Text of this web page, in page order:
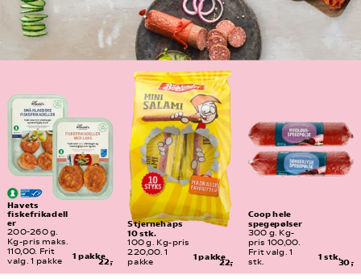
1 pakke
22,-
Havets
fiskefrikadell
er
200-260 g.
Kg-pris maks.
110,00. Frit
valg. 1 pakke
1 pakke
22,-
Stjernehaps
10 stk.
100 g. Kg-pris
220,00. 1
pakke
1 stk.
30,-
Coop hele
spegepølser
300 g. Kg-
pris 100,00.
Frit valg. 1
stk.